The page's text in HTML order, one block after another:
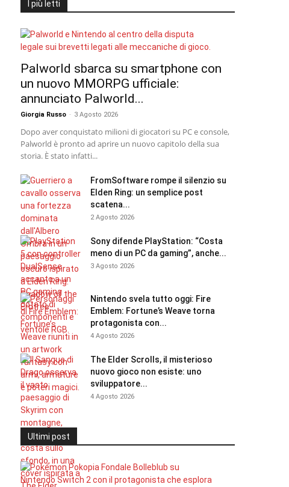
I più letti
Palworld sbarca su smartphone con
un nuovo MMORPG ufficiale:
annunciato Palworld...
Giorgia Russo - 3 Agosto 2026
Dopo aver conquistato milioni di giocatori su PC e console,
Palworld è pronto ad aprire un nuovo capitolo della sua
storia. È stato infatti...
FromSoftware rompe il silenzio su
Elden Ring: un semplice post
scatena...
2 Agosto 2026
Sony difende PlayStation: “Costa
meno di un PC da gaming”, anche...
3 Agosto 2026
Nintendo svela tutto oggi: Fire
Emblem: Fortune’s Weave torna
protagonista con...
4 Agosto 2026
The Elder Scrolls, il misterioso
nuovo gioco non esiste: uno
sviluppatore...
4 Agosto 2026
Ultimi post